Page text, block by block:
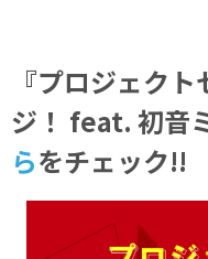
『プロジェク
ジ！ feat. 初音
らをチェック!!